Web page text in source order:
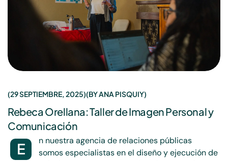
29 SEPTIEMBRE, 2025 BYANA PISQUIY
Rebeca Orellana: Taller de Imagen Personal y
Comunicación
E n nuestra agencia de relaciones públicas
somos especialistas en el diseño y ejecución de